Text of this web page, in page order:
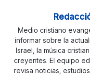
Medio cristiano
informar sobre la
Israel, la música
creyentes. El equipo
revisa noticias,